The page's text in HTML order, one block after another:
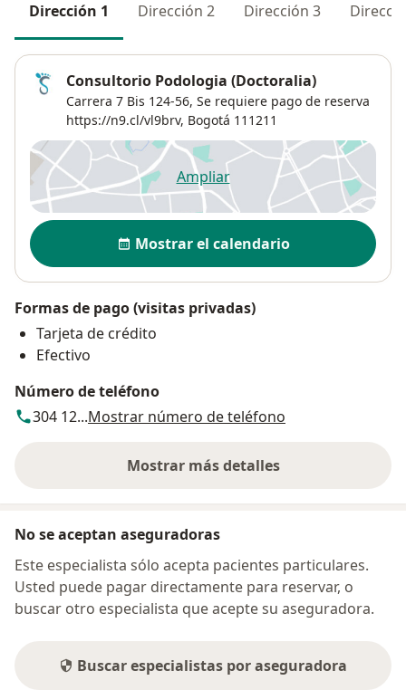
Dirección 1 Dirección 2 Dirección 3
Consultorio Podologia (Doctoralia)
Carrera 7 Bis 124-56, Se requiere pago de reserva
https://n9.cl/vl9brv, Bogotá 111211
Ampliarse abre en una nueva
Disponibilidad
Mostrar el calendario
Formas de pago (visitas privadas)
Tarjeta de crédito
Efectivo
Número de teléfono
304 12...Mostrar número de teléfono
Mostrar más detalles
sobre la dirección
No se aceptan aseguradoras
Este especialista sólo acepta pacientes particulares.
Usted puede pagar directamente para reservar, o
buscar otro especialista que acepte su aseguradora.
Buscar especialistas por aseguradora